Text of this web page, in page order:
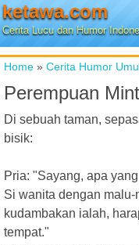
ketawa.com
Cerita Lucu dan Humor
Home » Cerita Humor
Perempuan
Di sebuah taman,
bisik:
Pria: "Sayang, apa
Si wanita dengan
kudambakan ialah,
tempat."